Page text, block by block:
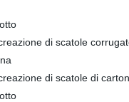
di scatole
di scatole di